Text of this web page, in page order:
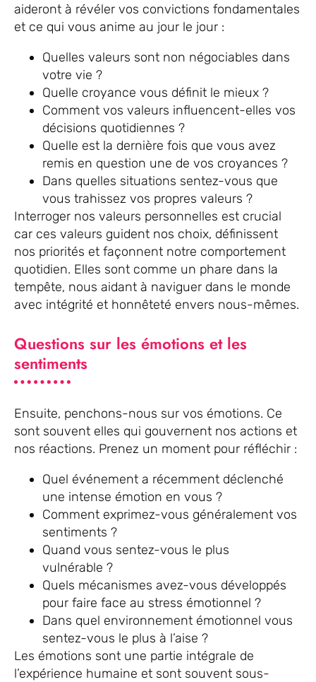
aideront à révéler vos convictions fondamentales
et ce qui vous anime au jour le jour :
Quelles valeurs sont non négociables dans
votre vie ?
Quelle croyance vous définit le mieux ?
Comment vos valeurs influencent-elles vos
décisions quotidiennes ?
Quelle est la dernière fois que vous avez
remis en question une de vos croyances ?
Dans quelles situations sentez-vous que
vous trahissez vos propres valeurs ?
Interroger nos valeurs personnelles est crucial
car ces valeurs guident nos choix, définissent
nos priorités et façonnent notre comportement
quotidien. Elles sont comme un phare dans la
tempête, nous aidant à naviguer dans le monde
avec intégrité et honnêteté envers nous-mêmes.
Questions sur les émotions et les
sentiments
Ensuite, penchons-nous sur vos émotions. Ce
sont souvent elles qui gouvernent nos actions et
nos réactions. Prenez un moment pour réfléchir :
Quel événement a récemment déclenché
une intense émotion en vous ?
Comment exprimez-vous généralement vos
sentiments ?
Quand vous sentez-vous le plus
vulnérable ?
Quels mécanismes avez-vous développés
pour faire face au stress émotionnel ?
Dans quel environnement émotionnel vous
sentez-vous le plus à l’aise ?
Les émotions sont une partie intégrale de
l’expérience humaine et sont souvent sous-